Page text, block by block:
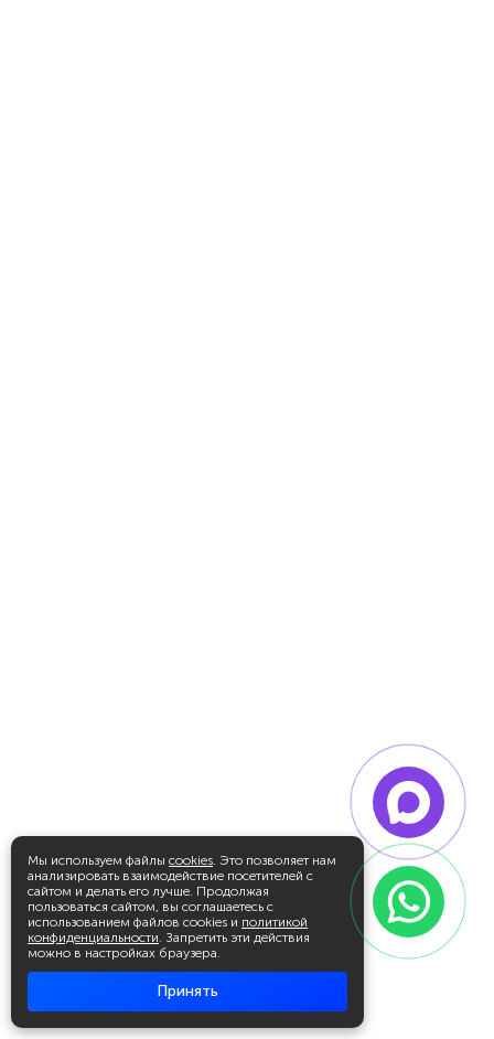
Мы используем файлы cookies. Это позволяет нам
анализировать взаимодействие посетителей с
сайтом и делать его лучше. Продолжая
пользоваться сайтом, вы соглашаетесь с
использованием файлов cookies и политикой
конфиденциальности. Запретить эти действия
можно в настройках браузера.
Принять